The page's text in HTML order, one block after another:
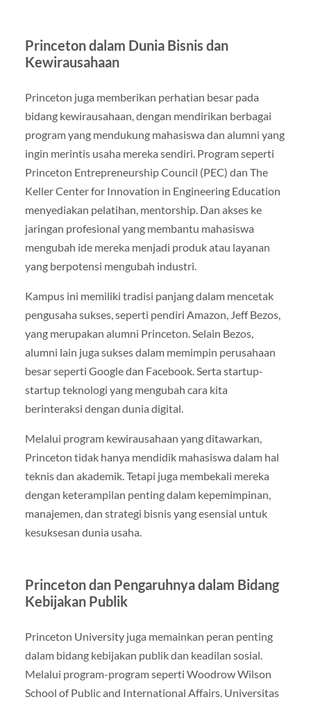
Princeton dalam Dunia Bisnis dan
Kewirausahaan
Princeton juga memberikan perhatian besar pada
bidang kewirausahaan, dengan mendirikan berbagai
program yang mendukung mahasiswa dan alumni yang
ingin merintis usaha mereka sendiri. Program seperti
Princeton Entrepreneurship Council (PEC) dan The
Keller Center for Innovation in Engineering Education
menyediakan pelatihan, mentorship. Dan akses ke
jaringan profesional yang membantu mahasiswa
mengubah ide mereka menjadi produk atau layanan
yang berpotensi mengubah industri.
Kampus ini memiliki tradisi panjang dalam mencetak
pengusaha sukses, seperti pendiri Amazon, Jeff Bezos,
yang merupakan alumni Princeton. Selain Bezos,
alumni lain juga sukses dalam memimpin perusahaan
besar seperti Google dan Facebook. Serta startup-
startup teknologi yang mengubah cara kita
berinteraksi dengan dunia digital.
Melalui program kewirausahaan yang ditawarkan,
Princeton tidak hanya mendidik mahasiswa dalam hal
teknis dan akademik. Tetapi juga membekali mereka
dengan keterampilan penting dalam kepemimpinan,
manajemen, dan strategi bisnis yang esensial untuk
kesuksesan dunia usaha.
Princeton dan Pengaruhnya dalam Bidang
Kebijakan Publik
Princeton University juga memainkan peran penting
dalam bidang kebijakan publik dan keadilan sosial.
Melalui program-program seperti Woodrow Wilson
School of Public and International Affairs. Universitas